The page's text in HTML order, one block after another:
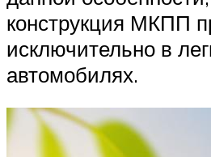
конструкция МКПП
исключительно в
автомобилях.